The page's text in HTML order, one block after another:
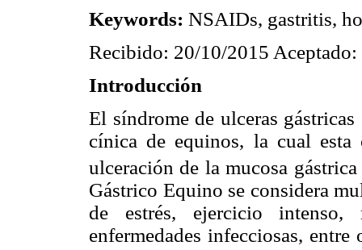
Keywords: NSAIDs, gastritis,
Recibido: 20/10/2015
Introducción
El síndrome de ulceras
cínica de equinos, la cual esta
ulceración de la mucosa gástrica
Gástrico Equino se considera
de estrés, ejercicio
enfermedades infecciosas,